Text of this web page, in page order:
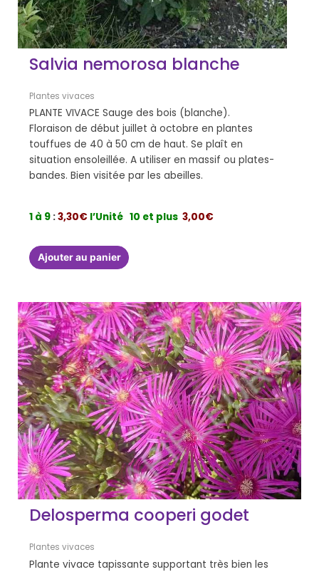
Salvia nemorosa blanche
Plantes vivaces
PLANTE VIVACE Sauge des bois (blanche).
Floraison de début juillet à octobre en plantes
touffues de 40 à 50 cm de haut. Se plaît en
situation ensoleillée. A utiliser en massif ou plates-
bandes. Bien visitée par les abeilles.
1 à 9 :3,30€ l’Unité 10 et plus 3,00€
Ajouter au panier
Delosperma cooperi godet
Plantes vivaces
Plante vivace tapissante supportant très bien les